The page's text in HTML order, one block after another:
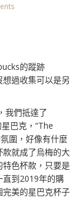
的蹤跡
過收集可以是另
我們抵達了
巴克，“The
圍，好像有什麼
就成了烏梅的大
色杯款，只要是
直到2019年的購
美的星巴克杯子